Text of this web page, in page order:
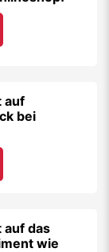
auf
bei
auf das
wie